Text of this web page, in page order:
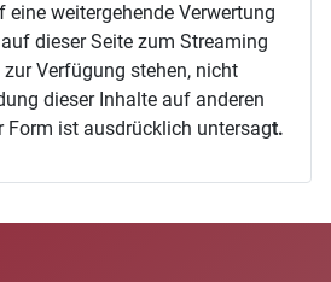
eine weitergehende Verwertung
dieser Seite zum Streaming
Verfügung stehen, nicht
dieser Inhalte auf anderen
Form ist ausdrücklich untersagt.